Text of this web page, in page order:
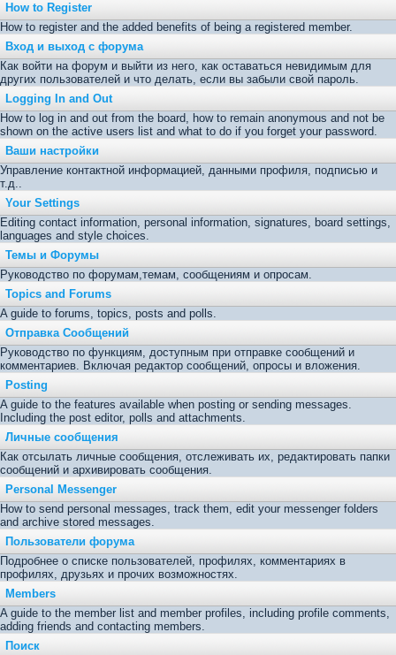
How to Register
How to register and the added benefits of being a registered member.
Вход и выход с форума
Как войти на форум и выйти из него, как оставаться невидимым для
других пользователей и что делать, если вы забыли свой пароль.
Logging In and Out
How to log in and out from the board, how to remain anonymous and not be
shown on the active users list and what to do if you forget your password.
Ваши настройки
Управление контактной информацией, данными профиля, подписью и
т.д..
Your Settings
Editing contact information, personal information, signatures, board settings,
languages and style choices.
Темы и Форумы
Руководство по форумам,темам, сообщениям и опросам.
Topics and Forums
A guide to forums, topics, posts and polls.
Отправка Сообщений
Руководство по функциям, доступным при отправке сообщений и
комментариев. Включая редактор сообщений, опросы и вложения.
Posting
A guide to the features available when posting or sending messages.
Including the post editor, polls and attachments.
Личные сообщения
Как отсылать личные сообщения, отслеживать их, редактировать папки
сообщений и архивировать сообщения.
Personal Messenger
How to send personal messages, track them, edit your messenger folders
and archive stored messages.
Пользователи форума
Подробнее о списке пользователей, профилях, комментариях в
профилях, друзьях и прочих возможностях.
Members
A guide to the member list and member profiles, including profile comments,
adding friends and contacting members.
Поиск